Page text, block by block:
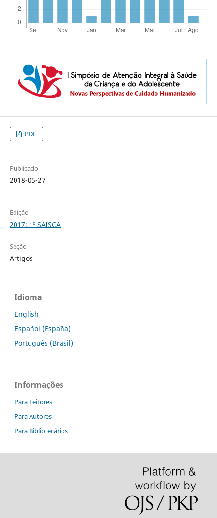
PDF
Publicado
2018-05-27
Edição
2017: 1º SAISCA
Seção
Artigos
Idioma
English
Español (España)
Português (Brasil)
Informações
Para Leitores
Para Autores
Para Bibliotecários